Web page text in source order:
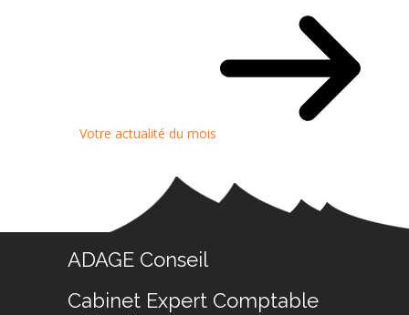
Votre actualité du mois
ADAGE Conseil
Cabinet Expert Comptable